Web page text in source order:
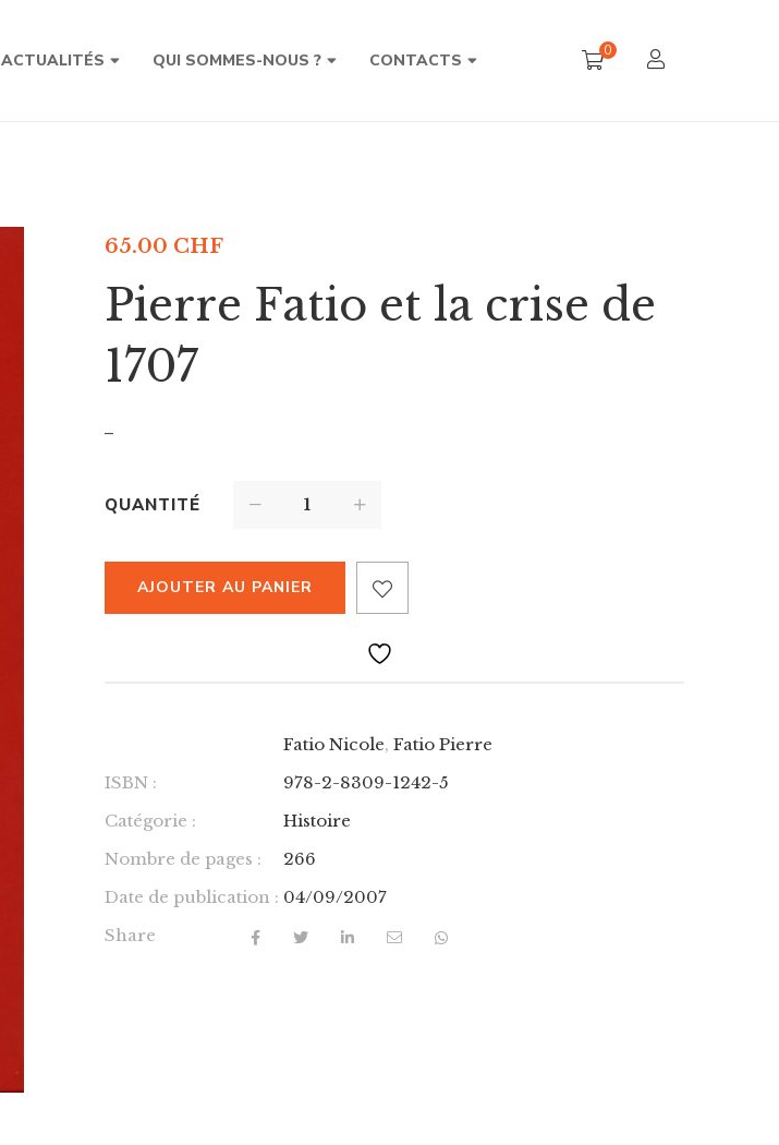
ACTUALITÉS QUI SOMMES-NOUS ? CONTACTS 0
65.00 CHF
Pierre Fatio et la crise de
1707
–
QUANTITÉ
AJOUTER AU PANIER
Fatio Nicole,Fatio Pierre
ISBN :
978-2-8309-1242-5
Catégorie :
Histoire
Nombre de pages :
266
Date de publication : 04/09/2007
Share